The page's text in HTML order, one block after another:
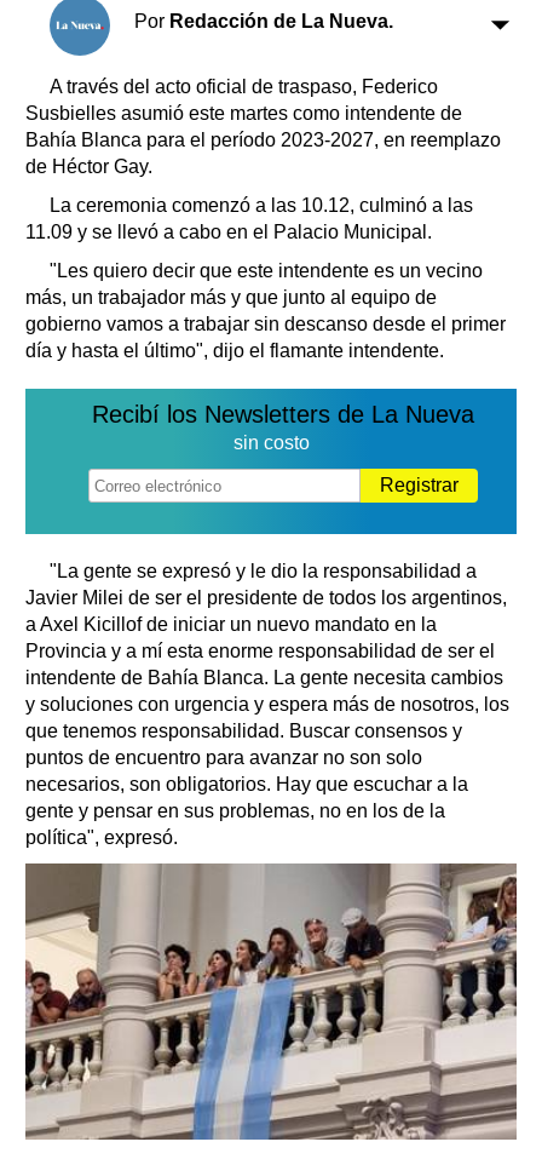
Suplementos
Servicios
Transportes
Loterías
Datos Útiles
Edictos
Teléfonos de urgencia
Por Redacción de La Nueva.
A través del acto oficial de traspaso, Federico
Susbielles asumió este martes como intendente de
Bahía Blanca para el período 2023-2027, en reemplazo
de Héctor Gay.
La ceremonia comenzó a las 10.12, culminó a las
11.09 y se llevó a cabo en el Palacio Municipal.
"Les quiero decir que este intendente es un vecino
más, un trabajador más y que junto al equipo de
gobierno vamos a trabajar sin descanso desde el primer
día y hasta el último", dijo el flamante intendente.
Recibí los Newsletters de La Nueva
sin costo
Registrar
"La gente se expresó y le dio la responsabilidad a
Javier Milei de ser el presidente de todos los argentinos,
a Axel Kicillof de iniciar un nuevo mandato en la
Provincia y a mí esta enorme responsabilidad de ser el
intendente de Bahía Blanca. La gente necesita cambios
y soluciones con urgencia y espera más de nosotros, los
que tenemos responsabilidad. Buscar consensos y
puntos de encuentro para avanzar no son solo
necesarios, son obligatorios. Hay que escuchar a la
gente y pensar en sus problemas, no en los de la
política", expresó.